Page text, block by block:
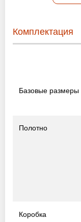
Комплектация
Базовые размеры
Полотно
Коробка